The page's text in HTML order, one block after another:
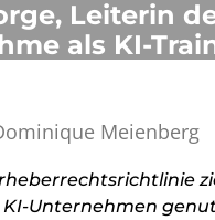
Leiterin
als KI-
Meienberg
Unternehmen